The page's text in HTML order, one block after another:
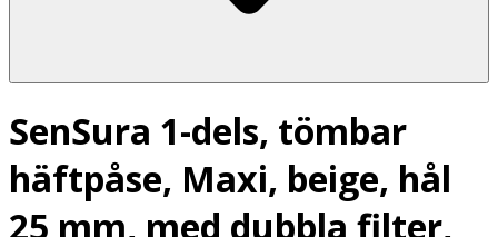
SenSura 1-dels, tömbar
häftpåse, Maxi, beige, hål
25 mm, med dubbla filter,